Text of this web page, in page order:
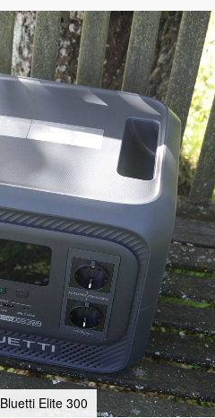
Bluetti Elite 300